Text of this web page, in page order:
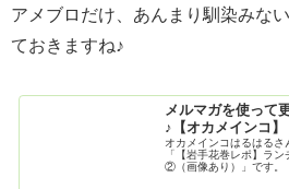
アメブロだけ、あんまり馴染みな
ておきますね♪
メルマガを使って
♪【オカメインコ】
オカメインコはるはる
「【岩手花巻レポ】ラ
②（画像あり）」です。